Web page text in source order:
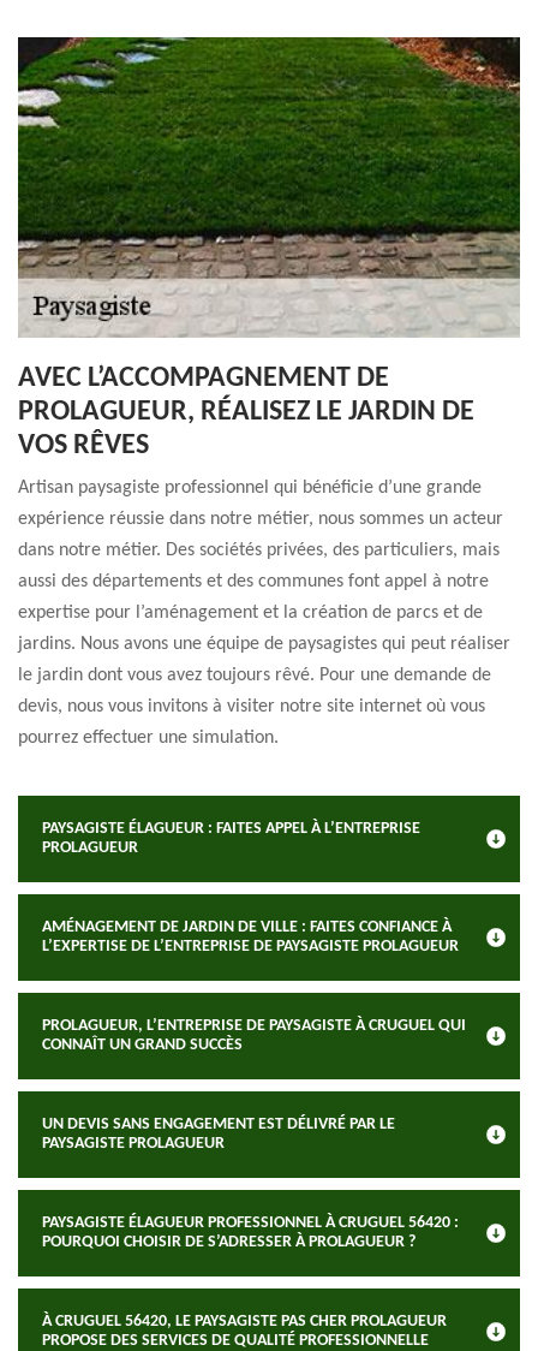
AVEC L’ACCOMPAGNEMENT DE
PROLAGUEUR, RÉALISEZ LE JARDIN DE
VOS RÊVES
Artisan paysagiste professionnel qui bénéficie d’une grande
expérience réussie dans notre métier, nous sommes un acteur
dans notre métier. Des sociétés privées, des particuliers, mais
aussi des départements et des communes font appel à notre
expertise pour l’aménagement et la création de parcs et de
jardins. Nous avons une équipe de paysagistes qui peut réaliser
le jardin dont vous avez toujours rêvé. Pour une demande de
devis, nous vous invitons à visiter notre site internet où vous
pourrez effectuer une simulation.
PAYSAGISTE ÉLAGUEUR : FAITES APPEL À L’ENTREPRISE
PROLAGUEUR
AMÉNAGEMENT DE JARDIN DE VILLE : FAITES CONFIANCE À
L’EXPERTISE DE L’ENTREPRISE DE PAYSAGISTE PROLAGUEUR
PROLAGUEUR, L’ENTREPRISE DE PAYSAGISTE À CRUGUEL QUI
CONNAÎT UN GRAND SUCCÈS
UN DEVIS SANS ENGAGEMENT EST DÉLIVRÉ PAR LE
PAYSAGISTE PROLAGUEUR
PAYSAGISTE ÉLAGUEUR PROFESSIONNEL À CRUGUEL 56420 :
POURQUOI CHOISIR DE S’ADRESSER À PROLAGUEUR ?
À CRUGUEL 56420, LE PAYSAGISTE PAS CHER PROLAGUEUR
PROPOSE DES SERVICES DE QUALITÉ PROFESSIONNELLE